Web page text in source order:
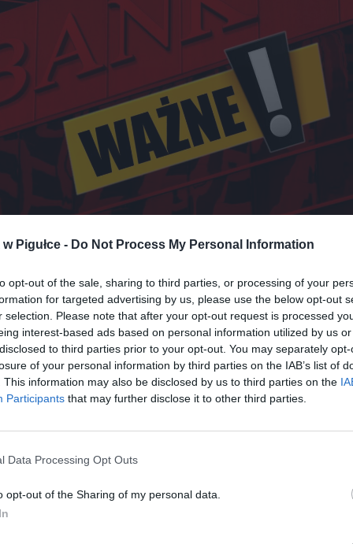
Pigułce - Do Not Process My Personal Information
opt-out of the sale, sharing to third parties, or processing of your
for targeted advertising by us, please use the below opt-out
selection. Please note that after your opt-out request is processed
interest-based ads based on personal information utilized by us
to third parties prior to your opt-out. You may separately
of your personal information by third parties on the IAB’s list of
This information may also be disclosed by us to third parties on the
Participants that may further disclose it to other third parties.
Data Processing Opt Outs
opt-out of the Sharing of my personal data.
Fot. Shutterstock / Warszawa w Pigułce
to bezprzewodowe rozwiązanie do płatności, które pozwala
bezpieczne transakcje bez konieczności wpisywania danych karty,
kod CVV, imię i nazwisko właściciela oraz numer karty. W
jedynie swój numer telefonu, potwierdza płatność w aplikacji
przyspiesza cały proces płatności. Co więcej, sklep nie
dotyczących karty klienta – wszystkie te dane są
przez organizację płatniczą Visa.